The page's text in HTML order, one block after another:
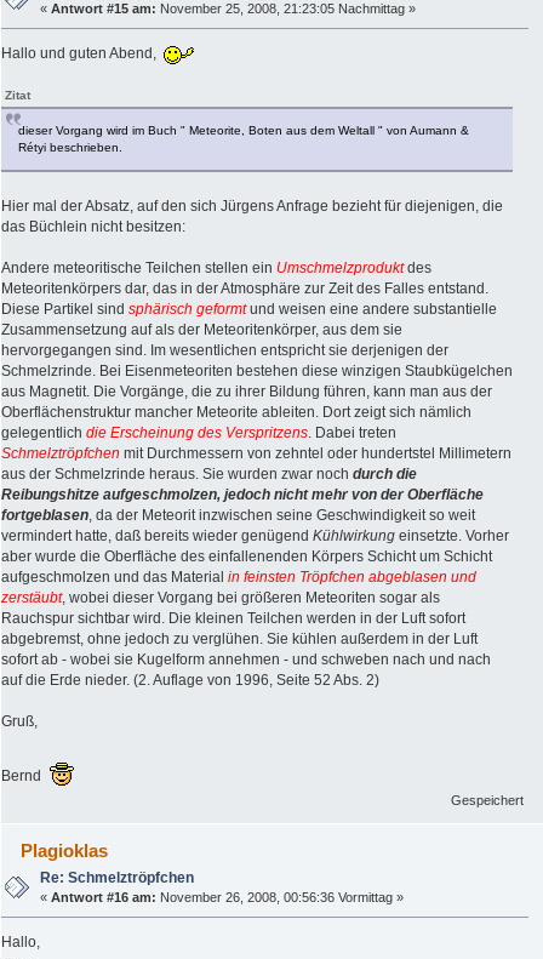
«Antwort #15 am: November 25, 2008, 21:23:05 Nachmittag »
Hallo und guten Abend,
Zitat
dieser Vorgang wird im Buch " Meteorite, Boten aus dem Weltall " von Aumann &
Rétyi beschrieben.
Hier mal der Absatz, auf den sich Jürgens Anfrage bezieht für diejenigen, die
das Büchlein nicht besitzen:
Andere meteoritische Teilchen stellen ein Umschmelzproduktdes
Meteoritenkörpers dar, das in der Atmosphäre zur Zeit des Falles entstand.
Diese Partikel sind sphärisch geformtund weisen eine andere substantielle
Zusammensetzung auf als der Meteoritenkörper, aus dem sie
hervorgegangen sind. Im wesentlichen entspricht sie derjenigen der
Schmelzrinde. Bei Eisenmeteoriten bestehen diese winzigen Staubkügelchen
aus Magnetit. Die Vorgänge, die zu ihrer Bildung führen, kann man aus der
Oberflächenstruktur mancher Meteorite ableiten. Dort zeigt sich nämlich
gelegentlich die Erscheinung des Verspritzens. Dabei treten
Schmelztröpfchen mit Durchmessern von zehntel oder hundertstel Millimetern
aus der Schmelzrinde heraus. Sie wurden zwar noch durch die
Reibungshitze aufgeschmolzen, jedoch nicht mehr von der Oberfläche
fortgeblasen, da der Meteorit inzwischen seine Geschwindigkeit so weit
vermindert hatte, daß bereits wieder genügend Kühlwirkung einsetzte. Vorher
aber wurde die Oberfläche des einfallenenden Körpers Schicht um Schicht
aufgeschmolzen und das Material in feinsten Tröpfchen abgeblasen und
zerstäubt, wobei dieser Vorgang bei größeren Meteoriten sogar als
Rauchspur sichtbar wird. Die kleinen Teilchen werden in der Luft sofort
abgebremst, ohne jedoch zu verglühen. Sie kühlen außerdem in der Luft
sofort ab - wobei sie Kugelform annehmen - und schweben nach und nach
auf die Erde nieder. (2. Auflage von 1996, Seite 52 Abs. 2)
Gruß,
Bernd
Gespeichert
Plagioklas
Re: Schmelztröpfchen
«Antwort #16 am: November 26, 2008, 00:56:36 Vormittag »
Hallo,